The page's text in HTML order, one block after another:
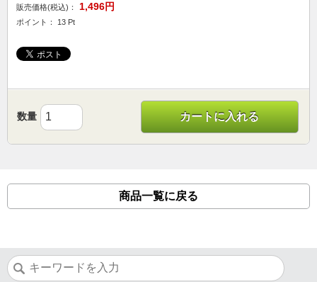
販売価格(税込)：
1,496円
ポイント： 13 Pt
数量 カートに入れる
商品一覧に戻る